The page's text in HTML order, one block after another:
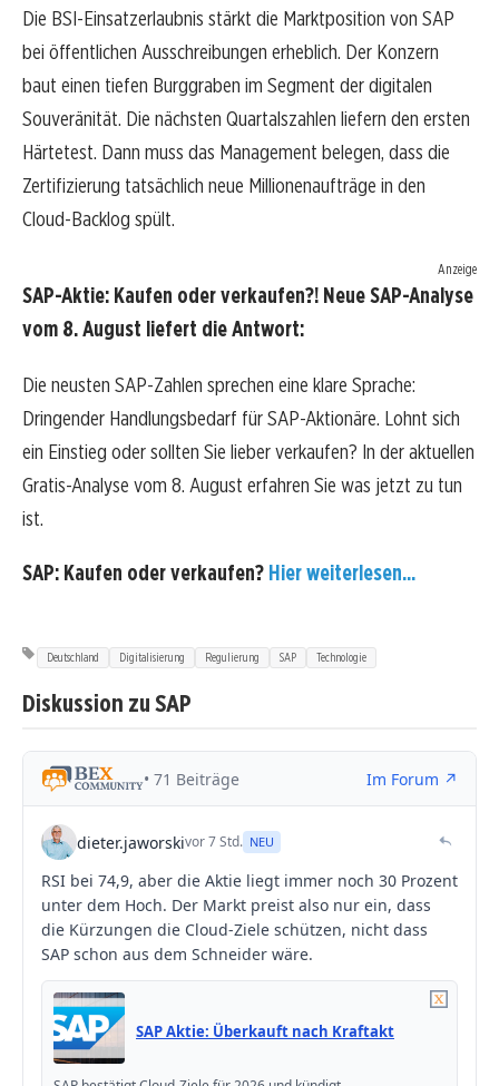
Die BSI-Einsatzerlaubnis stärkt die Marktposition von SAP
bei öffentlichen Ausschreibungen erheblich. Der Konzern
baut einen tiefen Burggraben im Segment der digitalen
Souveränität. Die nächsten Quartalszahlen liefern den ersten
Härtetest. Dann muss das Management belegen, dass die
Zertifizierung tatsächlich neue Millionenaufträge in den
Cloud-Backlog spült.
Anzeige
SAP-Aktie: Kaufen oder verkaufen?! Neue SAP-Analyse
vom 8. August liefert die Antwort:
Die neusten SAP-Zahlen sprechen eine klare Sprache:
Dringender Handlungsbedarf für SAP-Aktionäre. Lohnt sich
ein Einstieg oder sollten Sie lieber verkaufen? In der aktuellen
Gratis-Analyse vom 8. August erfahren Sie was jetzt zu tun
ist.
SAP: Kaufen oder verkaufen? Hier weiterlesen...
Deutschland Digitalisierung Regulierung SAP Technologie
Diskussion zu SAP